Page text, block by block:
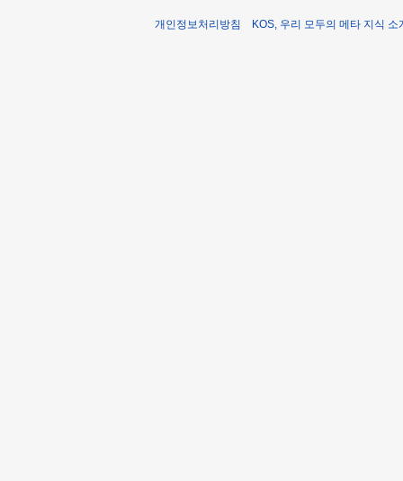
개인정보처리방침 KOS, 우리 모두의 메타 지식 소